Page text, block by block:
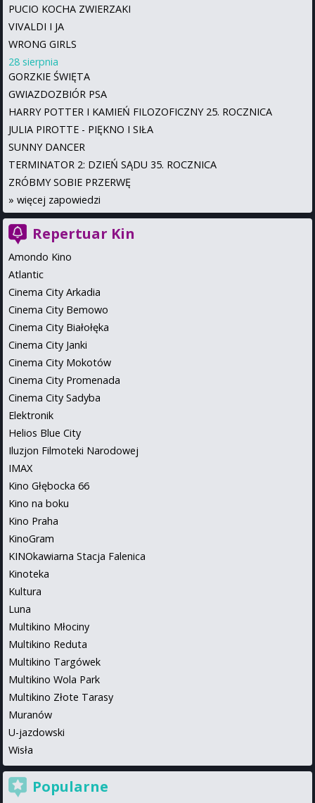
PUCIO KOCHA ZWIERZAKI
VIVALDI I JA
WRONG GIRLS
28 sierpnia
GORZKIE ŚWIĘTA
GWIAZDOZBIÓR PSA
HARRY POTTER I KAMIEŃ FILOZOFICZNY 25. ROCZNICA
JULIA PIROTTE - PIĘKNO I SIŁA
SUNNY DANCER
TERMINATOR 2: DZIEŃ SĄDU 35. ROCZNICA
ZRÓBMY SOBIE PRZERWĘ
» więcej zapowiedzi
Repertuar Kin
Amondo Kino
Atlantic
Cinema City Arkadia
Cinema City Bemowo
Cinema City Białołęka
Cinema City Janki
Cinema City Mokotów
Cinema City Promenada
Cinema City Sadyba
Elektronik
Helios Blue City
Iluzjon Filmoteki Narodowej
IMAX
Kino Głębocka 66
Kino na boku
Kino Praha
KinoGram
KINOkawiarna Stacja Falenica
Kinoteka
Kultura
Luna
Multikino Młociny
Multikino Reduta
Multikino Targówek
Multikino Wola Park
Multikino Złote Tarasy
Muranów
U-jazdowski
Wisła
Popularne